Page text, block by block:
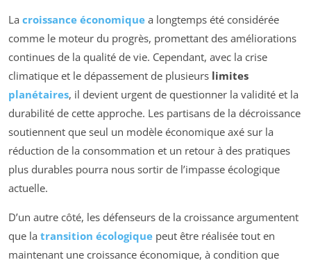
La croissance économique a longtemps été considérée
comme le moteur du progrès, promettant des améliorations
continues de la qualité de vie. Cependant, avec la crise
climatique et le dépassement de plusieurs limites
planétaires, il devient urgent de questionner la validité et la
durabilité de cette approche. Les partisans de la décroissance
soutiennent que seul un modèle économique axé sur la
réduction de la consommation et un retour à des pratiques
plus durables pourra nous sortir de l’impasse écologique
actuelle.
D’un autre côté, les défenseurs de la croissance argumentent
que la transition écologique peut être réalisée tout en
maintenant une croissance économique, à condition que